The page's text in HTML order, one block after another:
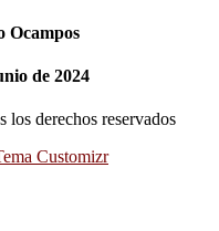
Ocampos
de 2024
los derechos reservados
Customizr